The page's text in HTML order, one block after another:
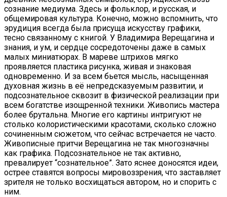
сознание медиума. Здесь и фольклор, и русская, и
общемировая культура. Конечно, можно вспомнить, что
эрудиция всегда была присуща искусству графики,
тесно связанному с книгой. У Владимира Верещагина и
знания, и ум, и сердце сосредоточены даже в самых
малых миниатюрах. В мареве штрихов мягко
проявляется пластика рисунка, живая и знаковая
одновременно. И за всем бьется мысль, насыщенная
духовная жизнь в её непредсказуемым развитии, и
подсознательное сквозит в физической реализации при
всем богатстве изощренной техники. Живопись мастера
более брутальна. Многие его картины интригуют не
столько колористическими красотами, сколько сложно
сочиненным сюжетом, что сейчас встречается не часто.
Живописные притчи Верещагина не так многозначны
как графика. Подсознательное не так активно,
превалирует “сознательное”. Зато яснее доносятся идеи,
острее ставятся вопросы мировоззрения, что заставляет
зрителя не только восхищаться автором, но и спорить с
ним.